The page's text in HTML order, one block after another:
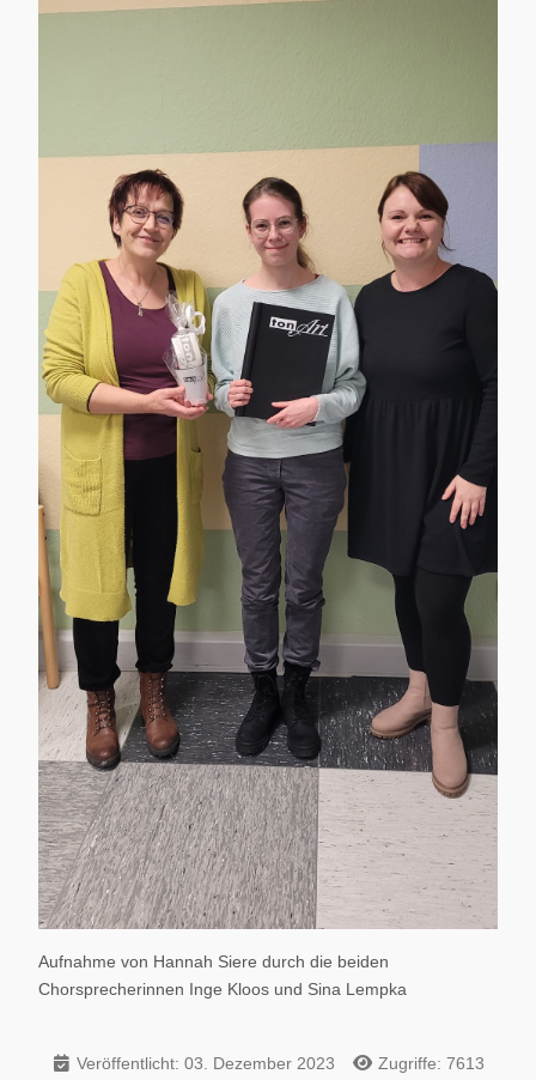
Aufnahme von Hannah Siere durch die beiden
Chorsprecherinnen Inge Kloos und Sina Lempka
Veröffentlicht: 03. Dezember 2023 Zugriffe: 7613